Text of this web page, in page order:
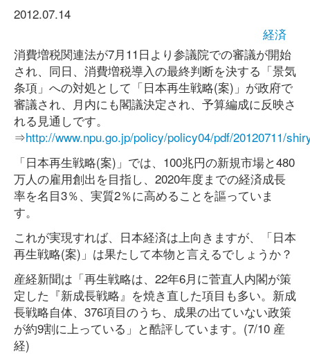
2012.07.14
経済
消費増税関連法が7月11日より参議院での審議が開始
され、同日、消費増税導入の最終判断を決する「景気
条項」への対処として「日本再生戦略(案)」が政府で
審議され、月内にも閣議決定され、予算編成に反映さ
れる見通しです。
⇒http://www.npu.go.jp/policy/policy04/pdf/20120711/
「日本再生戦略(案)」では、100兆円の新規市場と480
万人の雇用創出を目指し、2020年度までの経済成長
率を名目3％、実質2％に高めることを謳っていま
す。
これが実現すれば、日本経済は上向きますが、「日本
再生戦略(案)」は果たして本物と言えるでしょうか？
産経新聞は「再生戦略は、22年6月に菅直人内閣が策
定した『新成長戦略』を焼き直した項目も多い。新成
長戦略自体、376項目のうち、成果の出ていない政策
が約9割に上っている」と酷評しています。(7/10 産
経)